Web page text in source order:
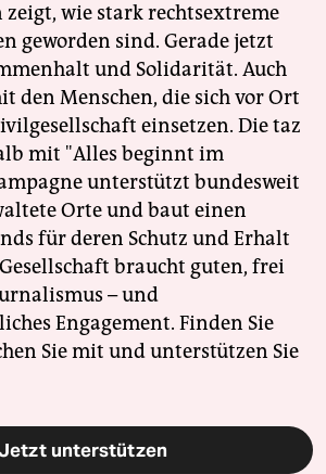
wie stark rechtsextreme
geworden sind. Gerade jetzt
und Solidarität. Auch
den Menschen, die sich vor Ort
einsetzen. Die taz
mit "Alles beginnt im
unterstützt bundesweit
Orte und baut einen
für deren Schutz und Erhalt
braucht guten, frei
– und
Engagement. Finden Sie
Sie mit und unterstützen Sie
unterstützen